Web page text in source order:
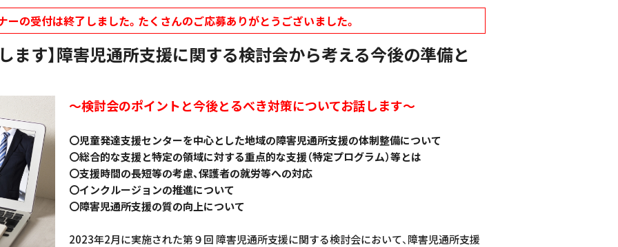
ーの受付は終了しました。たくさんのご応募ありがとうございました。
ます】障害児通所支援に関する検討会から考える今後の準備と
～検討会のポイントと今後とるべき対策についてお話します～
〇児童発達支援センターを中心とした地域の障害児通所支援の体制整備について
〇総合的な支援と特定の領域に対する重点的な支援（特定プログラム）等とは
〇支援時間の長短等の考慮、保護者の就労等への対応
〇インクルージョンの推進について
〇障害児通所支援の質の向上について
2023年2月に実施された第９回 障害児通所支援に関する検討会において、障害児通所支援